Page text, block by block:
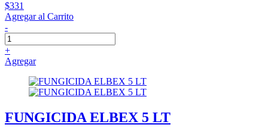
$331
Agregar al Carrito
-
+
Agregar
FUNGICIDA ELBEX 5 LT